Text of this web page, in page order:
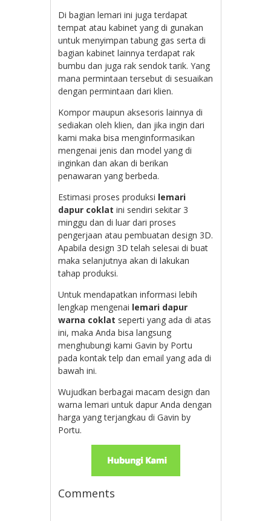
Di bagian lemari ini juga terdapat
tempat atau kabinet yang di gunakan
untuk menyimpan tabung gas serta di
bagian kabinet lainnya terdapat rak
bumbu dan juga rak sendok tarik. Yang
mana permintaan tersebut di sesuaikan
dengan permintaan dari klien.
Kompor maupun aksesoris lainnya di
sediakan oleh klien, dan jika ingin dari
kami maka bisa menginformasikan
mengenai jenis dan model yang di
inginkan dan akan di berikan
penawaran yang berbeda.
Estimasi proses produksi lemari
dapur coklat ini sendiri sekitar 3
minggu dan di luar dari proses
pengerjaan atau pembuatan design 3D.
Apabila design 3D telah selesai di buat
maka selanjutnya akan di lakukan
tahap produksi.
Untuk mendapatkan informasi lebih
lengkap mengenai lemari dapur
warna coklat seperti yang ada di atas
ini, maka Anda bisa langsung
menghubungi kami Gavin by Portu
pada kontak telp dan email yang ada di
bawah ini.
Wujudkan berbagai macam design dan
warna lemari untuk dapur Anda dengan
harga yang terjangkau di Gavin by
Portu.
Comments